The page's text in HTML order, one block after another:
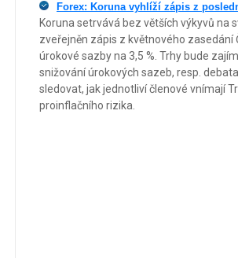
Forex: Koruna vyhlíží zápis z
Koruna setrvává bez větších výkyvů na
zveřejněn zápis z květnového
úrokové sazby na 3,5 %. Trhy bude
snižování úrokových sazeb, resp.
sledovat, jak jednotliví členové vnímají
proinflačního rizika.